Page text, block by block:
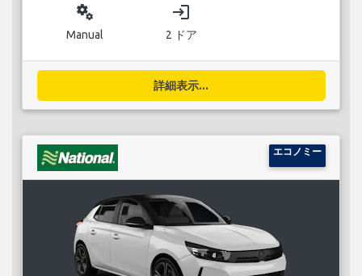
miscellaneous_services
Manual
login
2 ドア
詳細表示...
エコノミー